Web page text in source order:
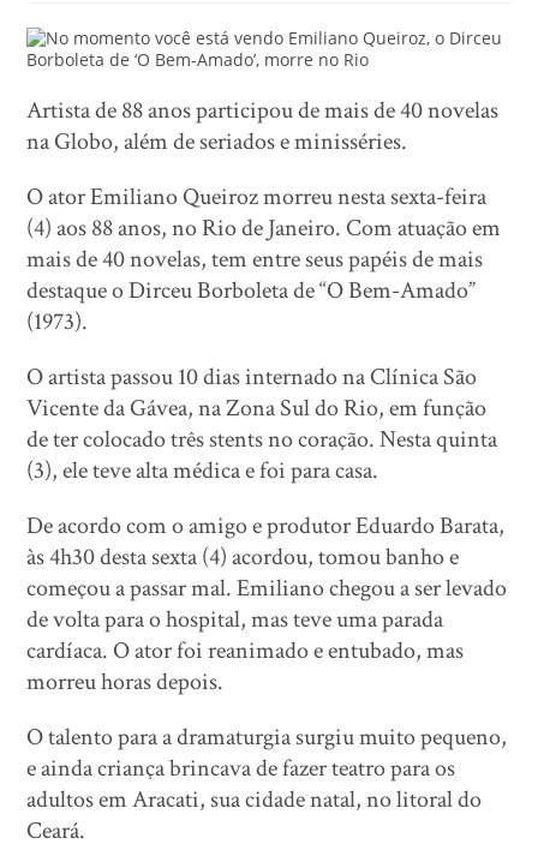
Artista de 88 anos participou de mais de 40 novelas
na Globo, além de seriados e minisséries.
O ator Emiliano Queiroz morreu nesta sexta-feira
(4) aos 88 anos, no Rio de Janeiro. Com atuação em
mais de 40 novelas, tem entre seus papéis de mais
destaque o Dirceu Borboleta de “O Bem-Amado”
(1973).
O artista passou 10 dias internado na Clínica São
Vicente da Gávea, na Zona Sul do Rio, em função
de ter colocado três stents no coração. Nesta quinta
(3), ele teve alta médica e foi para casa.
De acordo com o amigo e produtor Eduardo Barata,
às 4h30 desta sexta (4) acordou, tomou banho e
começou a passar mal. Emiliano chegou a ser levado
de volta para o hospital, mas teve uma parada
cardíaca. O ator foi reanimado e entubado, mas
morreu horas depois.
O talento para a dramaturgia surgiu muito pequeno,
e ainda criança brincava de fazer teatro para os
adultos em Aracati, sua cidade natal, no litoral do
Ceará.